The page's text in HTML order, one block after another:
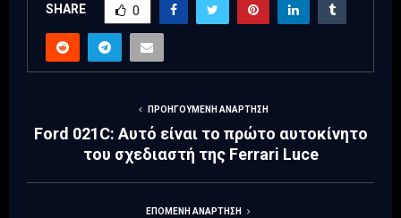
SHARE 0
ΠΡΟΗΓΟΎΜΕΝΗ ΑΝΆΡΤΗΣΗ
Ford 021C: Αυτό είναι το πρώτο αυτοκίνητο
του σχεδιαστή της Ferrari Luce
ΕΠΌΜΕΝΗ ΑΝΆΡΤΗΣΗ